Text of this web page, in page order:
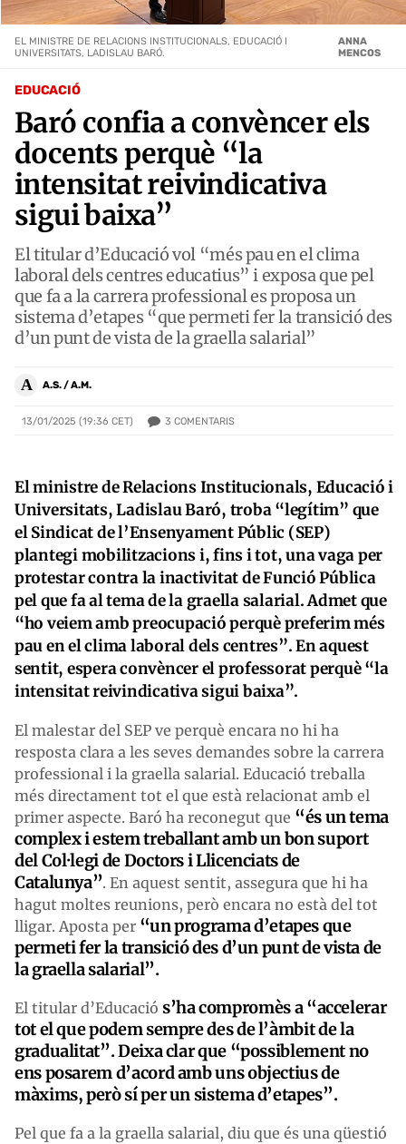
EDUCACIÓ
Baró confia a convèncer els
docents perquè “la
intensitat reivindicativa
sigui baixa”
El titular d’Educació vol “més pau en el clima
laboral dels centres educatius” i exposa que pel
que fa a la carrera professional es proposa un
sistema d’etapes “que permeti fer la transició des
d’un punt de vista de la graella salarial”
A A.S. / A.M.
13/01/2025 (19:36 CET) 3 COMENTARIS
EL MINISTRE DE RELACIONS INSTITUCIONALS, EDUCACIÓ I
UNIVERSITATS, LADISLAU BARÓ.
ANNA
MENCOS
El ministre de Relacions Institucionals, Educació i
Universitats, Ladislau Baró, troba “legítim” que
el Sindicat de l’Ensenyament Públic (SEP)
plantegi mobilitzacions i, fins i tot, una vaga per
protestar contra la inactivitat de Funció Pública
pel que fa al tema de la graella salarial. Admet que
“ho veiem amb preocupació perquè preferim més
pau en el clima laboral dels centres”. En aquest
sentit, espera convèncer el professorat perquè “la
intensitat reivindicativa sigui baixa”.
El malestar del SEP ve perquè encara no hi ha
resposta clara a les seves demandes sobre la carrera
professional i la graella salarial. Educació treballa
més directament tot el que està relacionat amb el
primer aspecte. Baró ha reconegut que “és un tema
complex i estem treballant amb un bon suport
del Col·legi de Doctors i Llicenciats de
Catalunya”. En aquest sentit, assegura que hi ha
hagut moltes reunions, però encara no està del tot
lligar. Aposta per “un programa d’etapes que
permeti fer la transició des d’un punt de vista de
la graella salarial”.
El titular d’Educació s’ha compromès a “accelerar
tot el que podem sempre des de l’àmbit de la
gradualitat”. Deixa clar que “possiblement no
ens posarem d’acord amb uns objectius de
màxims, però sí per un sistema d’etapes”.
Pel que fa a la graella salarial, diu que és una qüestió